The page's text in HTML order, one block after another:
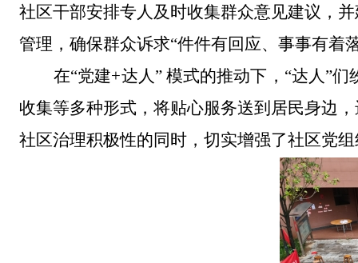
社区干部安排专人及时收集群众意见建议，
管理，确保群众诉求“件件有回应、事事有着
在“党建+达人” 模式的推动下， “达人”们
收集等多种形式，将贴心服务送到居民身边 ，
社区治理积极性的同时，切实增强了社区党